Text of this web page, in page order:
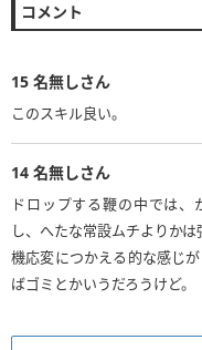
コメント
15 名無しさん
このスキル良い。
14 名無しさん
ドロップする鞭の中では
し、へたな常設ムチよりか
機応変につかえる的な感じ
ばゴミとかいうだろうけど。